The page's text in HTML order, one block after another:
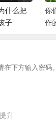
什么把
子
你
作
下方输入密码
升